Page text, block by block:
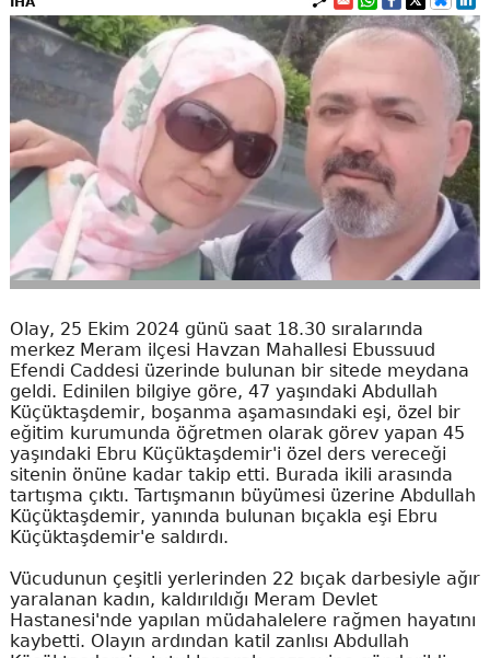
Olay, 25 Ekim 2024 günü saat 18.30 sıralarında
merkez Meram ilçesi Havzan Mahallesi Ebussuud
Efendi Caddesi üzerinde bulunan bir sitede meydana
geldi. Edinilen bilgiye göre, 47 yaşındaki Abdullah
Küçüktaşdemir, boşanma aşamasındaki eşi, özel bir
eğitim kurumunda öğretmen olarak görev yapan 45
yaşındaki Ebru Küçüktaşdemir'i özel ders vereceği
sitenin önüne kadar takip etti. Burada ikili arasında
tartışma çıktı. Tartışmanın büyümesi üzerine Abdullah
Küçüktaşdemir, yanında bulunan bıçakla eşi Ebru
Küçüktaşdemir'e saldırdı.
Vücudunun çeşitli yerlerinden 22 bıçak darbesiyle ağır
yaralanan kadın, kaldırıldığı Meram Devlet
Hastanesi'nde yapılan müdahalelere rağmen hayatını
kaybetti. Olayın ardından katil zanlısı Abdullah